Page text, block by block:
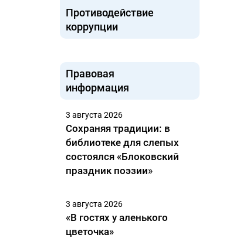
Противодействие
коррупции
Правовая
информация
3 августа 2026
Сохраняя традиции: в
библиотеке для слепых
состоялся «Блоковский
праздник поэзии»
3 августа 2026
«В гостях у аленького
цветочка»